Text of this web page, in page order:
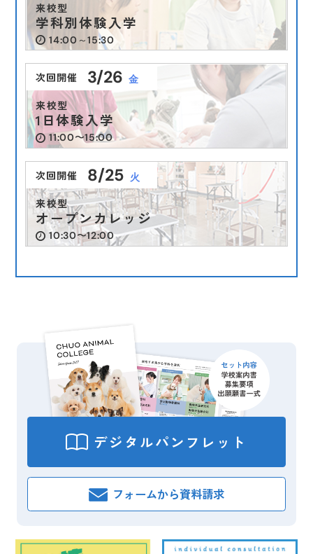
来校型
学科別体験入学
14:00～15:30
次回開催 3/26 金
来校型
1日体験入学
11:00〜15:00
次回開催 8/25 火
来校型
オープンカレッジ
10:30〜12:00
デジタルパンフレット
フォームから資料請求